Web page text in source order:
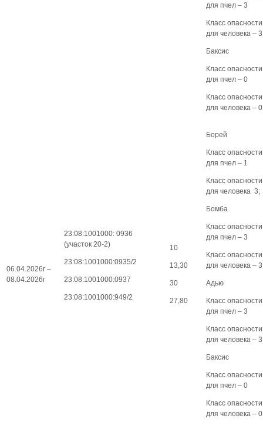
для пчел – 3
Класс опасности
для человека –
Баксис
Класс опасности
для пчел – 0
Класс опасности
для человека –
06.04.2026г –
08.04.2026г
23:08:1001000: 0936
(участок 20-2)
23:08:1001000:0935/2
23:08:1001000:0937
23:08:1001000:949/2
10
13,30
30
27,80
Борей
Класс опасности
для пчел – 1
Класс опасности
для человека 3;
Бомба
Класс опасности
для пчел – 3
Класс опасности
для человека –
Адью
Класс опасности
для пчел – 3
Класс опасности
для человека –
Баксис
Класс опасности
для пчел – 0
Класс опасности
для человека –